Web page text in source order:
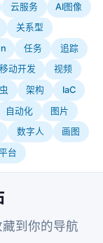
云服务
AI图像
关系型
任务
追踪
移动开发
视频
架构
IaC
自动化
图片
数字人
画图
台
到你的导航